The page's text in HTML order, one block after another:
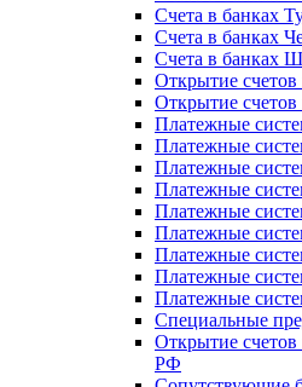
Счета в банках
Счета в банках
Счета в банках
Открытие
Открытие
Платежные
Платежные
Платежные
Платежные
Платежные
Платежные
Платежные
Платежные
Платежные
Специальные
Открытие счетов
РФ